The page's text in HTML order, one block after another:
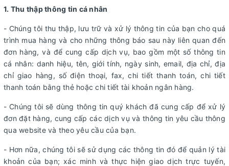
1. Thu thập thông tin cá nhân
- Chúng tôi thu thập, lưu trữ và xử lý thông tin của bạn cho quá
trình mua hàng và cho những thông báo sau này liên quan đến
đơn hàng, và để cung cấp dịch vụ, bao gồm một số thông tin
cá nhân: danh hiệu, tên, giới tính, ngày sinh, email, địa chỉ, địa
chỉ giao hàng, số điện thoại, fax, chi tiết thanh toán, chi tiết
thanh toán bằng thẻ hoặc chi tiết tài khoản ngân hàng.
- Chúng tôi sẽ dùng thông tin quý khách đã cung cấp để xử lý
đơn đặt hàng, cung cấp các dịch vụ và thông tin yêu cầu thông
qua website và theo yêu cầu của bạn.
- Hơn nữa, chúng tôi sẽ sử dụng các thông tin đó để quản lý tài
khoản của bạn; xác minh và thực hiện giao dịch trực tuyến,